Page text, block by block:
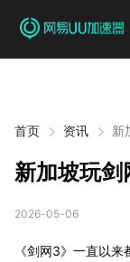
首页 资讯 新
新加坡玩剑
2026-05-06
《剑网3》一直以